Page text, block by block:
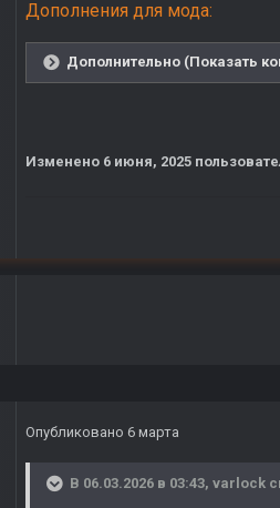
Дополнения для мода:
Дополнительно (Показать
Изменено 6 июня, 2025
Опубликовано 6 марта
В 06.03.2026 в 03:43, varlock